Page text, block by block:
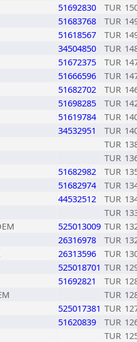
51692830 TUR
51683768 TUR
51618567 TUR
34504850 TUR
51672375 TUR
51666596 TUR
51682702 TUR
51698285 TUR
51619784 TUR
34532951 TUR
TUR
TUR
51682982 TUR
51682974 TUR
44532512 TUR
TUR
525013009 TUR
26316978 TUR
26313596 TUR
525018701 TUR
51692821 TUR
TUR
525017381 TUR
51620839 TUR
TUR